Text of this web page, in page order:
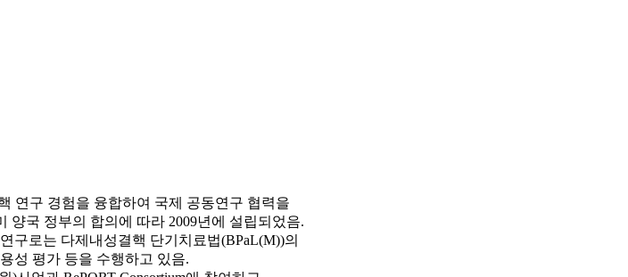
연구 경험을 융합하여 국제 공동연구 협력을
국 정부의 합의에 따라 2009년에 설립되었음.
구로는 다제내성결핵 단기치료법(BPaL(M))의
성 평가 등을 수행하고 있음.